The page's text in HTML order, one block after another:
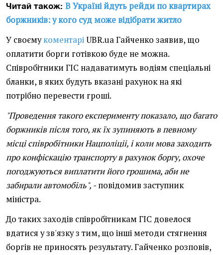
Читай також: В Україні йдуть рейди по квартирах
боржників: у кого суд може відібрати житло
У своємукоментаріUBR.ua Гайченко заявив, що
оплатити борги готівкою буде не можна.
Співробітники ГІС надаватимуть водіям спеціальні
бланки, в яких будуть вказані рахунок на які
потрібно перевести гроші.
"Проведення такого експерименту показало, що багато
боржників після того, як їх зупиняють в певному
місці співробітники Нацполіціі, і коли мова заходить
про конфіскацію транспорту в рахунок боргу, охоче
погоджуються виплатити його грошима, аби не
забирали автомобіль", - повідомив заступник
міністра.
До таких заходів співробітникам ГІС довелося
вдатися у зв'язку з тим, що інші методи стягнення
боргів не приносять результату. Гайченко розповів,